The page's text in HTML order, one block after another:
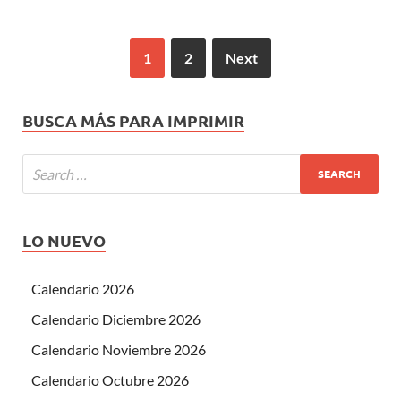
1 2 Next
BUSCA MÁS PARA IMPRIMIR
LO NUEVO
Calendario 2026
Calendario Diciembre 2026
Calendario Noviembre 2026
Calendario Octubre 2026